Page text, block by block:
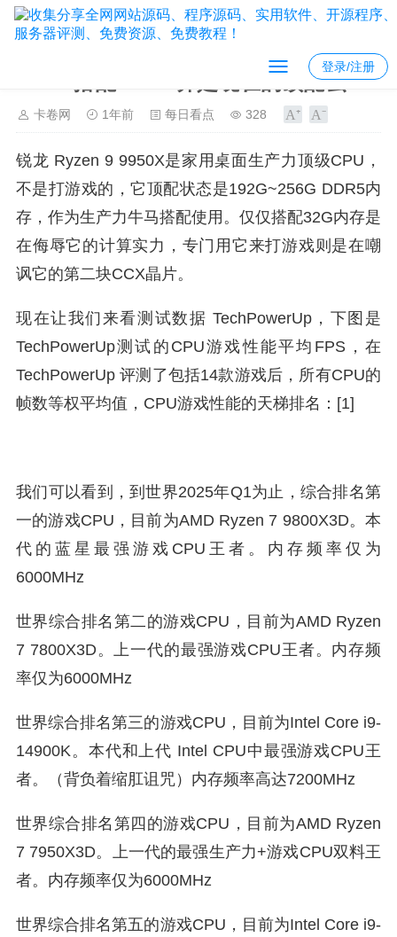
登录/注册
9950x搭配5090d算是现在的顶配么？
卡卷网 1年前 每日看点 328
锐龙 Ryzen 9 9950X是家用桌面生产力顶级CPU，
不是打游戏的，它顶配状态是192G~256G DDR5内
存，作为生产力牛马搭配使用。仅仅搭配32G内存是
在侮辱它的计算实力，专门用它来打游戏则是在嘲
讽它的第二块CCX晶片。
现在让我们来看测试数据 TechPowerUp，下图是
TechPowerUp测试的CPU游戏性能平均FPS，在
TechPowerUp 评测了包括14款游戏后，所有CPU的
帧数等权平均值，CPU游戏性能的天梯排名： [1]
我们可以看到，到世界2025年Q1为止，综合排名第
一的游戏CPU，目前为AMD Ryzen 7 9800X3D。本
代的蓝星最强游戏CPU王者。内存频率仅为
6000MHz
世界综合排名第二的游戏CPU，目前为AMD Ryzen
7 7800X3D。上一代的最强游戏CPU王者。内存频
率仅为6000MHz
世界综合排名第三的游戏CPU，目前为Intel Core i9-
14900K。本代和上代 Intel CPU中最强游戏CPU王
者。（背负着缩肛诅咒）内存频率高达7200MHz
世界综合排名第四的游戏CPU，目前为AMD Ryzen
7 7950X3D。上一代的最强生产力+游戏CPU双料王
者。内存频率仅为6000MHz
世界综合排名第五的游戏CPU，目前为Intel Core i9-